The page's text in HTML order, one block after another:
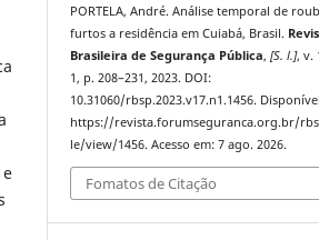
PORTELA, André. Análise temporal de
furtos a residência em Cuiabá, Brasil.
Brasileira de Segurança Pública,[S. l.], v.
1, p. 208–231, 2023. DOI:
10.31060/rbsp.2023.v17.n1.1456.
https://revista.forumseguranca.org.br/
le/view/1456. Acesso em: 7 ago. 2026.
Fomatos de Citação